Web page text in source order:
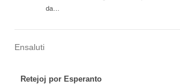
da…
Ensaluti
Retejoj por Esperanto